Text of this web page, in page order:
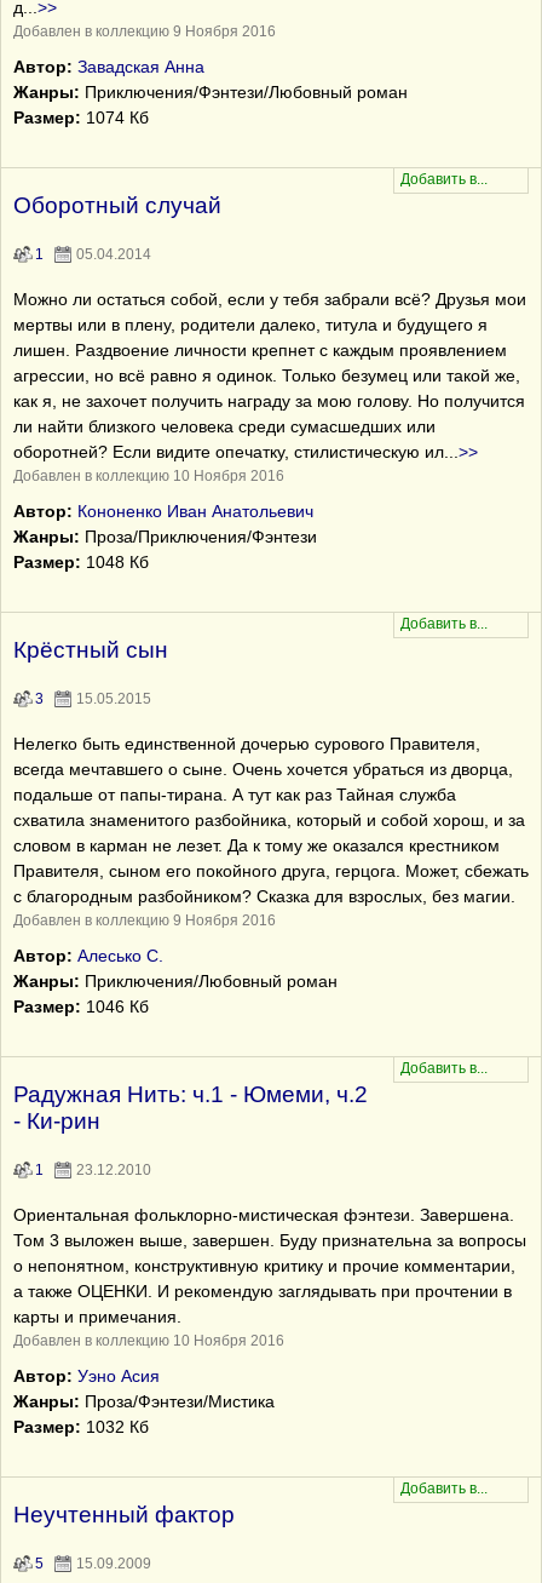
д >>
Добавлен в коллекцию 9 Ноября 2016
Автор: Завадская Анна
Жанры: Приключения/Фэнтези/Любовный роман
Размер: 1074 Кб
Оборотный случай
1 05.04.2014
Можно ли остаться собой, если у тебя забрали всё? Друзья мои
мертвы или в плену, родители далеко, титула и будущего я
лишен. Раздвоение личности крепнет с каждым проявлением
агрессии, но всё равно я одинок. Только безумец или такой же,
как я, не захочет получить награду за мою голову. Но получится
ли найти близкого человека среди сумасшедших или
оборотней? Если видите опечатку, стилистическую ил
>>
Добавлен в коллекцию 10 Ноября 2016
Автор: Кононенко Иван Анатольевич
Жанры: Проза/Приключения/Фэнтези
Размер: 1048 Кб
Крёстный сын
3 15.05.2015
Нелегко быть единственной дочерью сурового Правителя,
всегда мечтавшего о сыне. Очень хочется убраться из дворца,
подальше от папы-тирана. А тут как раз Тайная служба
схватила знаменитого разбойника, который и собой хорош, и за
словом в карман не лезет. Да к тому же оказался крестником
Правителя, сыном его покойного друга, герцога. Может, сбежать
с благородным разбойником? Сказка для взрослых, без магии.
Добавлен в коллекцию 9 Ноября 2016
Автор: Алесько С.
Жанры: Приключения/Любовный роман
Размер: 1046 Кб
Радужная Нить: ч.1 - Юмеми, ч.2
- Ки-рин
1 23.12.2010
Ориентальная фольклорно-мистическая фэнтези. Завершена.
Том 3 выложен выше, завершен. Буду признательна за вопросы
о непонятном, конструктивную критику и прочие комментарии,
а также ОЦЕНКИ. И рекомендую заглядывать при прочтении в
карты и примечания.
Добавлен в коллекцию 10 Ноября 2016
Автор: Уэно Асия
Жанры: Проза/Фэнтези/Мистика
Размер: 1032 Кб
Неучтенный фактор
5 15.09.2009